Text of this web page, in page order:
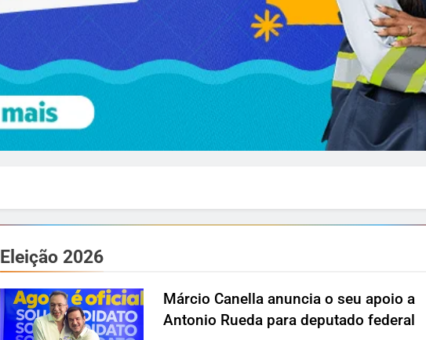
Eleição 2026
Márcio Canella anuncia o seu apoio a
Antonio Rueda para deputado federal